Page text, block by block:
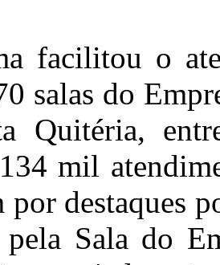
facilitou o
salas do
Quitéria,
mil
por destaques
pela Sala do